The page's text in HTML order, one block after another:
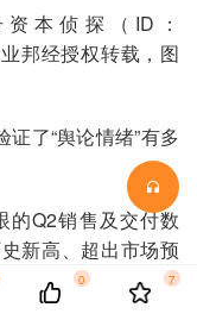
本侦探（ID：
邦经授权转载，图
了“舆论情绪”有多
的Q2销售及交付数
新高、超出市场预
斯拉本季度业绩极高
的大幅增长。
0 7